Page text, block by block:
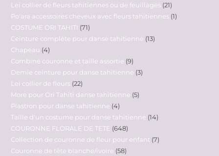
Lei collier de fleurs tahitiennes ou de feuillages 21
Po'ara accessoires cheveux avec fleurs tahitiennes 1
COSTUME ORI TAHITI
71
Ceinture complète pour danse tahitienne 13
Chapeau 4
Combiné couronne et taille assortie 9
Demie ceinture pour danse tahitienne 3
Lei collier de fleurs 22
More pour Ori Tahiti danse tahitienne 5
Plastron pour danse tahitienne 4
Taille d'un costume pour danse tahitienne 14
COURONNE FLORALE DE TETE 648
Collection de couronne de fleur pour enfant 7
Couronne de tête blanche/ivoire 58